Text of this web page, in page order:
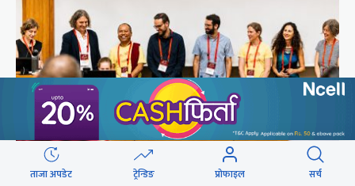
ताजा अपडेट ट्रेन्डिङ प्रोफाइल सर्च